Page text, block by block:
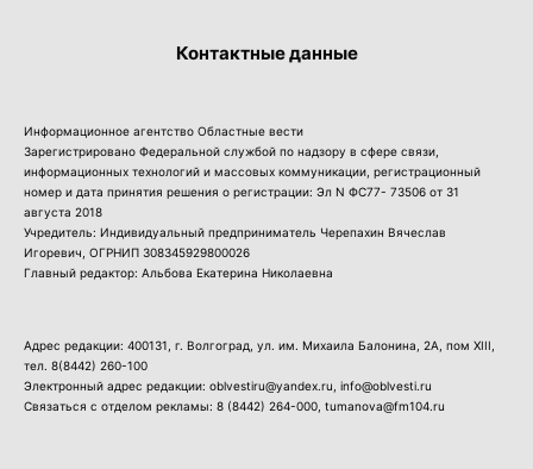
Контактные данные
Информационное агентство Областные вести
Зарегистрировано Федеральной службой по надзору в сфере связи,
информационных технологий и массовых коммуникации, регистрационный
номер и дата принятия решения о регистрации: Эл N ФС77- 73506 от 31
августа 2018
Учредитель: Индивидуальный предприниматель Черепахин Вячеслав
Игоревич, ОГРНИП 308345929800026
Главный редактор: Альбова Екатерина Николаевна
Адрес редакции: 400131, г. Волгоград, ул. им. Михаила Балонина, 2А, пом XIII,
тел. 8(8442) 260-100
Электронный адрес редакции: oblvestiru@yandex.ru, info@oblvesti.ru
Связаться с отделом рекламы: 8 (8442) 264-000 , tumanova@fm104.ru